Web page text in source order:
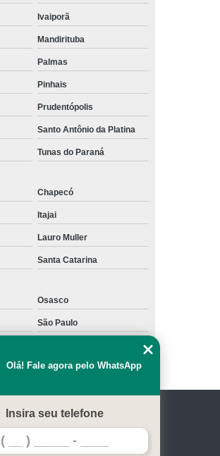
Ivaiporã
Mandirituba
Palmas
Pinhais
Prudentópolis
Santo Antônio da Platina
Tunas do Paraná
Chapecó
Itajai
Lauro Muller
Santa Catarina
Osasco
São Paulo
184 do Código Penal –Lei 9610/98 - Lei de
Olá! Fale agora pelo WhatsApp
Insira seu telefone